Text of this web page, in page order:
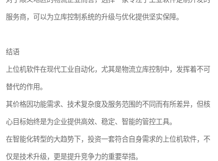
服务商，可以为立库控制系统的升级与优化提供坚实保障。
结语
上位机软件在现代工业自动化，尤其是物流立库控制中，发挥着不可
替代的作用。
其价格因功能需求、技术复杂度及服务范围的不同而有所差异，但核
心目标始终是为企业提供高效、稳定、智能的管控工具。
在智能化转型的大趋势下，投资一套符合自身需求的上位机软件，不
仅是技术升级，更是提升竞争力的重要举措。